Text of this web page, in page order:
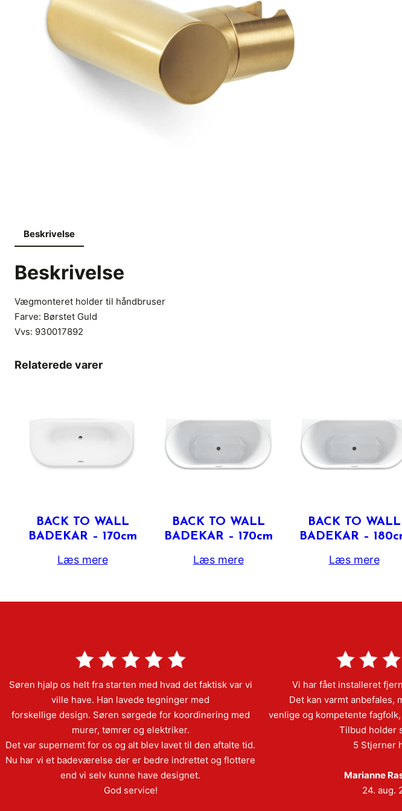
Beskrivelse
Beskrivelse
Vægmonteret holder til håndbruser
Farve: Børstet Guld
Vvs: 930017892
Relaterede varer
BACK TO WALL
BADEKAR – 170cm
Læs mere
BACK TO WALL
BADEKAR – 170cm
Læs mere
BACK TO WALL
BADEKAR –
Læs mere
Søren hjalp os helt fra starten med hvad det faktisk var vi
ville have. Han lavede tegninger med
forskellige design. Søren sørgede for koordinering med
murer, tømrer og elektriker.
Det var supernemt for os og alt blev lavet til den aftalte tid.
Nu har vi et badeværelse der er bedre indrettet og flottere
end vi selv kunne have designet.
God service!
Vi har fået installeret
Det kan varmt anbefales,
venlige og kompetente
Tilbud holder
5 Stjerner
Marianne
24. aug.